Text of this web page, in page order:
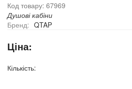
Код товару: 67969
Душові кабіни
Бренд: QTAP
Ціна:
Кількість: